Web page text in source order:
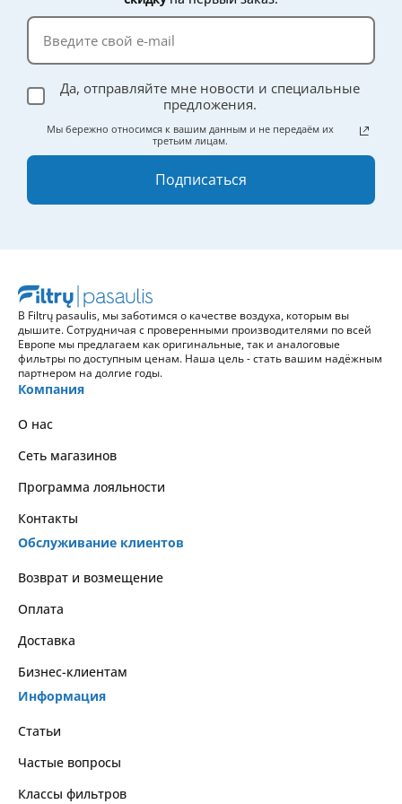
Да, отправляйте мне новости и специальные
предложения.
Мы бережно относимся к вашим данным и не передаём их
третьим лицам.
Подписаться
В Filtrų pasaulis, мы заботимся о качестве воздуха, которым вы
дышите. Сотрудничая с проверенными производителями по всей
Европе мы предлагаем как оригинальные, так и аналоговые
фильтры по доступным ценам. Наша цель - стать вашим надёжным
партнером на долгие годы.
Компания
О нас
Сеть магазинов
Программа лояльности
Контакты
Обслуживание клиентов
Возврат и возмещение
Оплата
Доставка
Бизнес-клиентам
Информация
Статьи
Частые вопросы
Классы фильтров